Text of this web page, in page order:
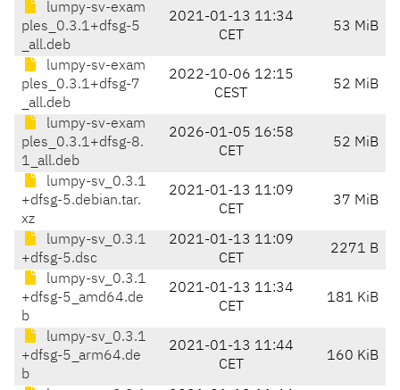
lumpy-sv-exam
ples_0.3.1+dfsg-5
_all.deb
2021-01-13 11:34
CET
53 MiB
lumpy-sv-exam
ples_0.3.1+dfsg-7
_all.deb
2022-10-06 12:15
CEST
52 MiB
lumpy-sv-exam
ples_0.3.1+dfsg-8.
1_all.deb
2026-01-05 16:58
CET
52 MiB
lumpy-sv_0.3.1
+dfsg-5.debian.tar.
xz
2021-01-13 11:09
CET
37 MiB
lumpy-sv_0.3.1
+dfsg-5.dsc
2021-01-13 11:09
CET
2271 B
lumpy-sv_0.3.1
+dfsg-5_amd64.de
b
2021-01-13 11:34
CET
181 KiB
lumpy-sv_0.3.1
+dfsg-5_arm64.de
b
2021-01-13 11:44
CET
160 KiB